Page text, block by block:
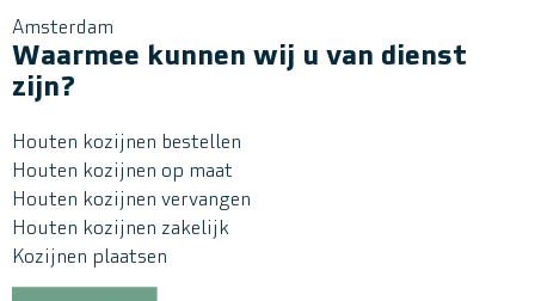
Amsterdam
Waarmee kunnen wij u van dienst
zijn?
Houten kozijnen bestellen
Houten kozijnen op maat
Houten kozijnen vervangen
Houten kozijnen zakelijk
Kozijnen plaatsen